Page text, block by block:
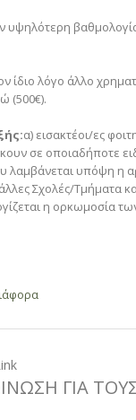
υψηλότερη
ίδιο λόγο άλλο
(500€).
α) εισακτέοι/ες
σε οποιαδήποτε
λαμβάνεται υπόψη η
Σχολές/Τμήματα
η ορκωμοσία
ΓΙΑ